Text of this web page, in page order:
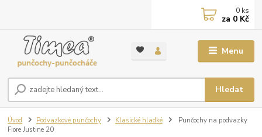
Menu
Hledat
0 ks
za 0 Kč
Úvod Podvazkové punčochy Klasické hladké
Punčochy na podvazky
Fiore Justine 20